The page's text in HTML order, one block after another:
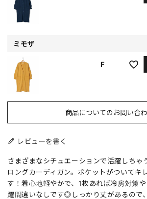
ミモザ
F
商品についてのお問い合
レビューを書く
さまざまなシチュエーションで活躍しちゃ
ロングカーディガン。ポケットがついてキ
す！着心地軽やかで、1枚あれば冷房対策
躍間違いなしです◎しっかり丈があるので